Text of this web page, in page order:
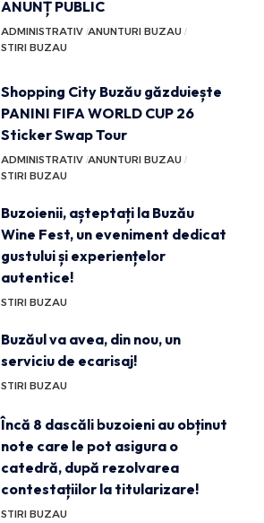
ANUNȚ PUBLIC
ADMINISTRATIV ANUNTURI BUZAU
STIRI BUZAU
Shopping City Buzău găzduiește
PANINI FIFA WORLD CUP 26
Sticker Swap Tour
ADMINISTRATIV ANUNTURI BUZAU
STIRI BUZAU
Buzoienii, așteptați la Buzău
Wine Fest, un eveniment dedicat
gustului și experiențelor
autentice!
STIRI BUZAU
Buzăul va avea, din nou, un
serviciu de ecarisaj!
STIRI BUZAU
Încă 8 dascăli buzoieni au obținut
note care le pot asigura o
catedră, după rezolvarea
contestațiilor la titularizare!
STIRI BUZAU